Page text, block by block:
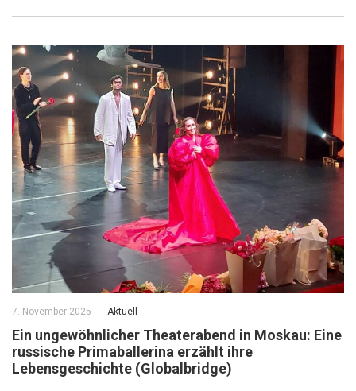
7. November 2025 Aktuell
Ein ungewöhnlicher Theaterabend in Moskau: Eine
russische Primaballerina erzählt ihre
Lebensgeschichte (Globalbridge)